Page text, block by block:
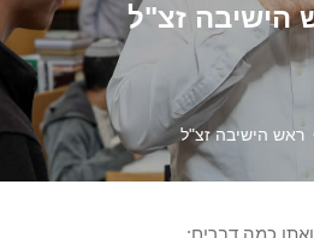
הישיבה זצ"ל
ראש הישיבה זצ"ל
כמה דברים: